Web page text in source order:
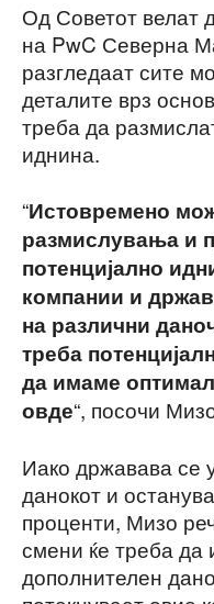
Од Советот велат
на PwC Северна
разгледаат сите
деталите врз
треба да
иднина.
“Истовремено
размислувања и
потенцијално
компании и
на различни
треба
да имаме
овде“, посочи
Иако државава се
данокот и
проценти, Мизо
смени ќе треба
дополнителен